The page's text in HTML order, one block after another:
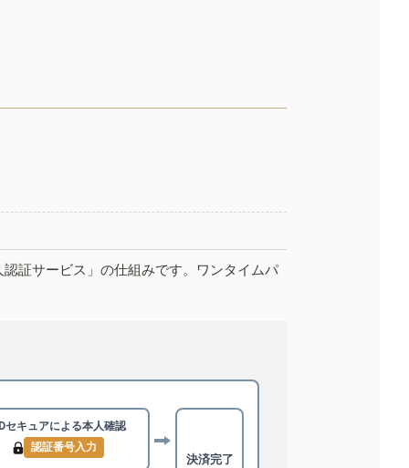
証サービス」の仕組みです。ワンタイムパ
セキュアによる本人確認
認証番号入力
決済完了